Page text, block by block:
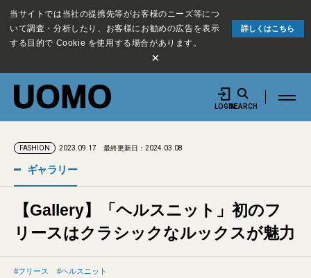
当サイトでは当社の提携先等がお客様のニーズ等につ
いて調査・分析したり、お客様にお勧めの広告を表示
する目的で Cookie を使用する場合があります。
詳しくはこちら
×
LOGINSEARCH
FASHION 2023.09.17 最終更新日：2024.03.08
ギャラリー
【Gallery】「ヘルスニット」初のフ
リースはクラシックなルックスが魅力
フリース ヘルスニット